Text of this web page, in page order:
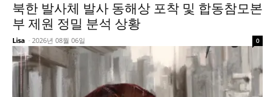
북한 발사체 발사 동해상 포착 및 합동참모본
부 제원 정밀 분석 상황
Lisa - 2026년 08월 06일 0